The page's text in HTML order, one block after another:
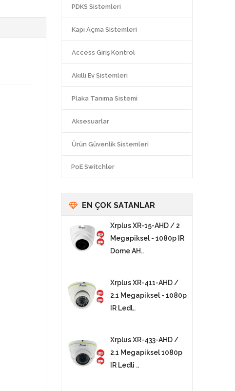
PDKS Sistemleri
Kapı Açma Sistemleri
Access Giriş Kontrol
Akıllı Ev Sistemleri
Plaka Tanıma Sistemi
Aksesuarlar
Ürün Güvenlik Sistemleri
PoE Switchler
EN ÇOK SATANLAR
Xrplus XR-15-AHD / 2
Megapiksel - 1080p IR
Dome AH..
Xrplus XR-411-AHD /
2.1 Megapiksel - 1080p
IR Ledl..
Xrplus XR-433-AHD /
2.1 Megapiksel 1080p
IR Ledli ..